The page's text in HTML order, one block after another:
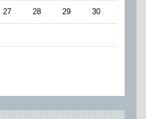
27 28 29 30